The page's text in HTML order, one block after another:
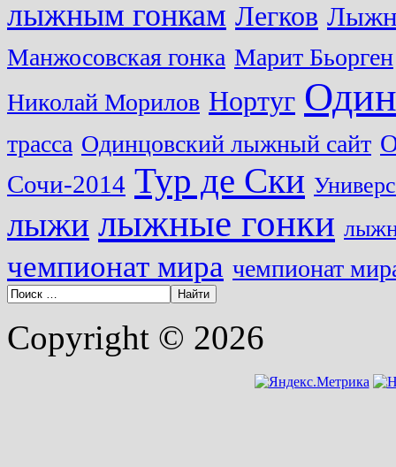
лыжным гонкам Легков
Манжосовская гонка Марит Бьорген
Николай Морилов Нортуг
трасса Одинцовский лыжный сайт
Сочи-2014 Тур де Ски
лыжи лыжные гонки
чемпионат мира чемпионат
Copyright © 2026